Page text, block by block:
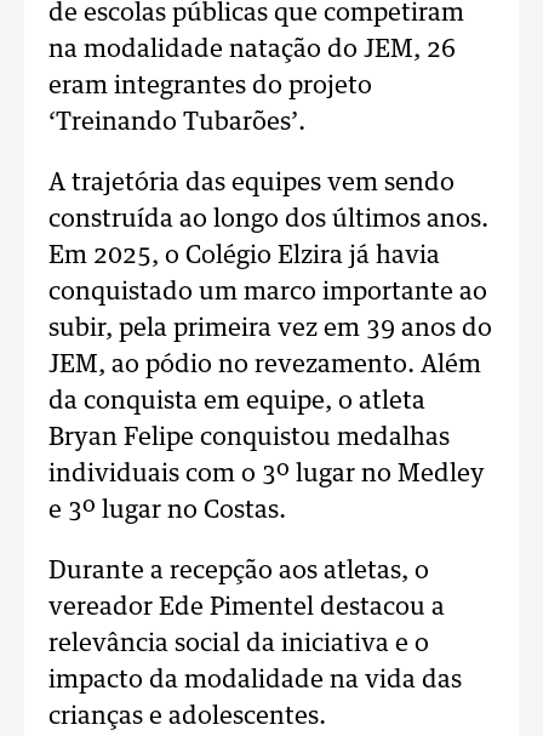
de escolas públicas que competiram
na modalidade natação do JEM, 26
eram integrantes do projeto
‘Treinando Tubarões’.
A trajetória das equipes vem sendo
construída ao longo dos últimos anos.
Em 2025, o Colégio Elzira já havia
conquistado um marco importante ao
subir, pela primeira vez em 39 anos do
JEM, ao pódio no revezamento. Além
da conquista em equipe, o atleta
Bryan Felipe conquistou medalhas
individuais com o 3º lugar no Medley
e 3º lugar no Costas.
Durante a recepção aos atletas, o
vereador Ede Pimentel destacou a
relevância social da iniciativa e o
impacto da modalidade na vida das
crianças e adolescentes.